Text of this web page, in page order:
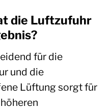
die Luftzufuhr
für die
und die
Lüftung sorgt für